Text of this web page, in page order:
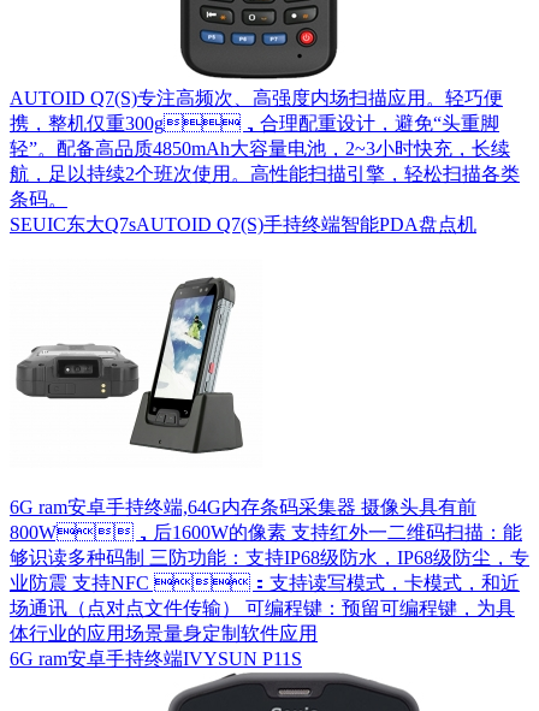
AUTOID Q7(S)专注高频次、高强度内场扫描应用。轻巧便
携，整机仅重300g，合理配重设计，避免“头重脚
轻”。配备高品质4850mAh大容量电池，2~3小时快充，长续
航，足以持续2个班次使用。高性能扫描引擎，轻松扫描各类
条码。
SEUIC东大Q7sAUTOID Q7(S)手持终端智能PDA盘点机
6G ram安卓手持终端,64G内存条码采集器 摄像头具有前
800W，后1600W的像素 支持红外一二维码扫描：能
够识读多种码制 三防功能：支持IP68级防水，IP68级防尘，专
业防震 支持NFC ：支持读写模式，卡模式，和近
场通讯（点对点文件传输） 可编程键：预留可编程键，为具
体行业的应用场景量身定制软件应用
6G ram安卓手持终端IVYSUN P11S